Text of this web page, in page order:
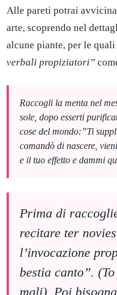
Alle pareti potrai
arte, scoprendo nel
alcune piante, per le
verbali propiziatori”
Raccogli la menta nel
sole, dopo esserti
cose del mondo:”Ti
comandò di nascere,
e il tuo effetto e dammi
Prima di
recitare ter
l’invocazione
bestia canto”.
mali). Poi